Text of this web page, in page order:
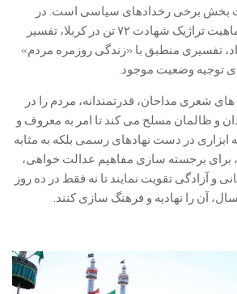
بخش برخی رخدادهای سیاسی است. در
چنین شرایطی به دلیل ماهیت تراژیک شهادت ۷۲ تن در کربلا، تفسیر
تفسیری منطبق با «زندگی روزمره مردم»
توجیه وضعیت موجود.
شعری مداحان، قدرتمندانه، مردم را در
و ظالمان مسلح می کند تا امر به معروف و
ابزاری در دست نهادهای رسمی بلکه به مثابه
برای برجسته سازی مفاهیم عدالت خواهی،
و آزادگی تقویت نمایند تا نه فقط در ده روز
آن را نهادیه و فرهنگ سازی کنند.